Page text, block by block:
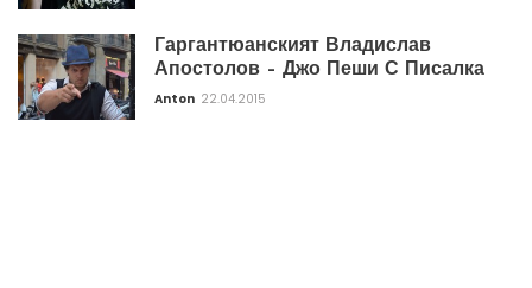
Гаргантюанският Владислав
Апостолов – Джо Пеши С Писалка
Anton 22.04.2015